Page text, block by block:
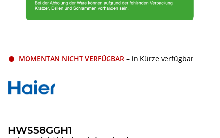
MOMENTAN NICHT VERFÜGBAR – in Kürze verfügbar
HWS58GGH1